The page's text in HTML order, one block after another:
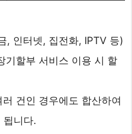
, 인터넷, 집전화, IPTV 등)
기할부 서비스 이용 시 할
건인 경우에도 합산하여
됩니다.